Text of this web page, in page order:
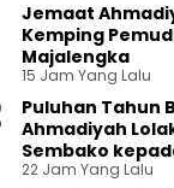
Jemaat
Kemping
Majalengka
15 Jam Yang Lalu
Puluhan Tahun
Ahmadiyah
Sembako
22 Jam Yang Lalu